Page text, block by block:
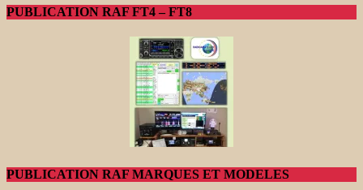
PUBLICATION RAF FT4 – FT8
PUBLICATION RAF MARQUES ET MODELES